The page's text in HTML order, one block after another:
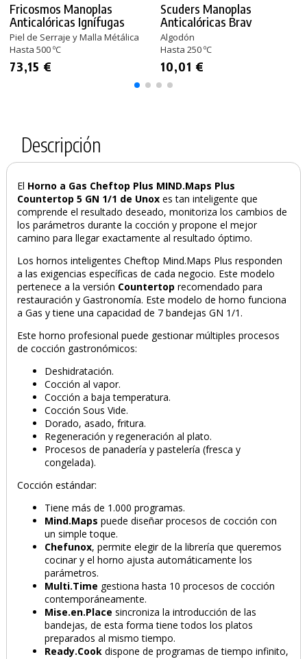
PRODUCTO AÑADIDO AL CARRITO
Fricosmos Manoplas
Anticalóricas Ignífugas
Piel de Serraje y Malla Métálica
Hasta 500 ºC
73,15 €
Scuders Manoplas
Anticalóricas Brav
Algodón
Hasta 250 ºC
10,01 €
Descripción
El Horno a Gas Cheftop Plus MIND.Maps Plus
Countertop 5 GN 1/1 de Unox es tan inteligente que
comprende el resultado deseado, monitoriza los cambios de
los parámetros durante la cocción y propone el mejor
camino para llegar exactamente al resultado óptimo.
Los hornos inteligentes Cheftop Mind.Maps Plus responden
a las exigencias específicas de cada negocio. Este modelo
pertenece a la versión Countertop recomendado para
restauración y Gastronomía. Este modelo de horno funciona
a Gas y tiene una capacidad de 7 bandejas GN 1/1.
Este horno profesional puede gestionar múltiples procesos
de cocción gastronómicos:
Deshidratación.
Cocción al vapor.
Cocción a baja temperatura.
Cocción Sous Vide.
Dorado, asado, fritura.
Regeneración y regeneración al plato.
Procesos de panadería y pastelería (fresca y
congelada).
Cocción estándar:
Tiene más de 1.000 programas.
Mind.Maps puede diseñar procesos de cocción con
un simple toque.
Chefunox, permite elegir de la librería que queremos
cocinar y el horno ajusta automáticamente los
parámetros.
Multi.Time gestiona hasta 10 procesos de cocción
contemporáneamente.
Mise.en.Place sincroniza la introducción de las
bandejas, de esta forma tiene todos los platos
preparados al mismo tiempo.
Ready.Cook dispone de programas de tiempo infinito,